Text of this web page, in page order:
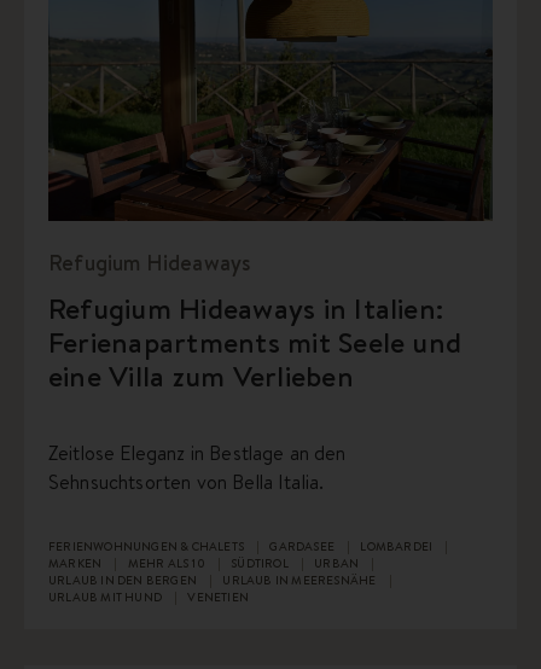
Refugium Hideaways
Refugium Hideaways in Italien:
Ferienapartments mit Seele und
eine Villa zum Verlieben
Zeitlose Eleganz in Bestlage an den
Sehnsuchtsorten von Bella Italia.
FERIENWOHNUNGEN & CHALETS GARDASEE
LOMBARDEI
MARKEN
MEHR ALS 10 SÜDTIROL
URBAN
URLAUB IN DEN BERGEN
URLAUB IN MEERESNÄHE
URLAUB MIT HUND
VENETIEN